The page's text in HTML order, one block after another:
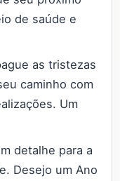
de saúde e
as tristezas
caminho com
Um
detalhe para a
Desejo um Ano